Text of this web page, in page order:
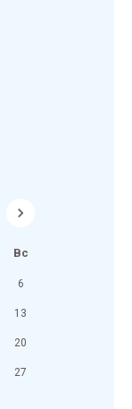
Вс
6
13
20
27